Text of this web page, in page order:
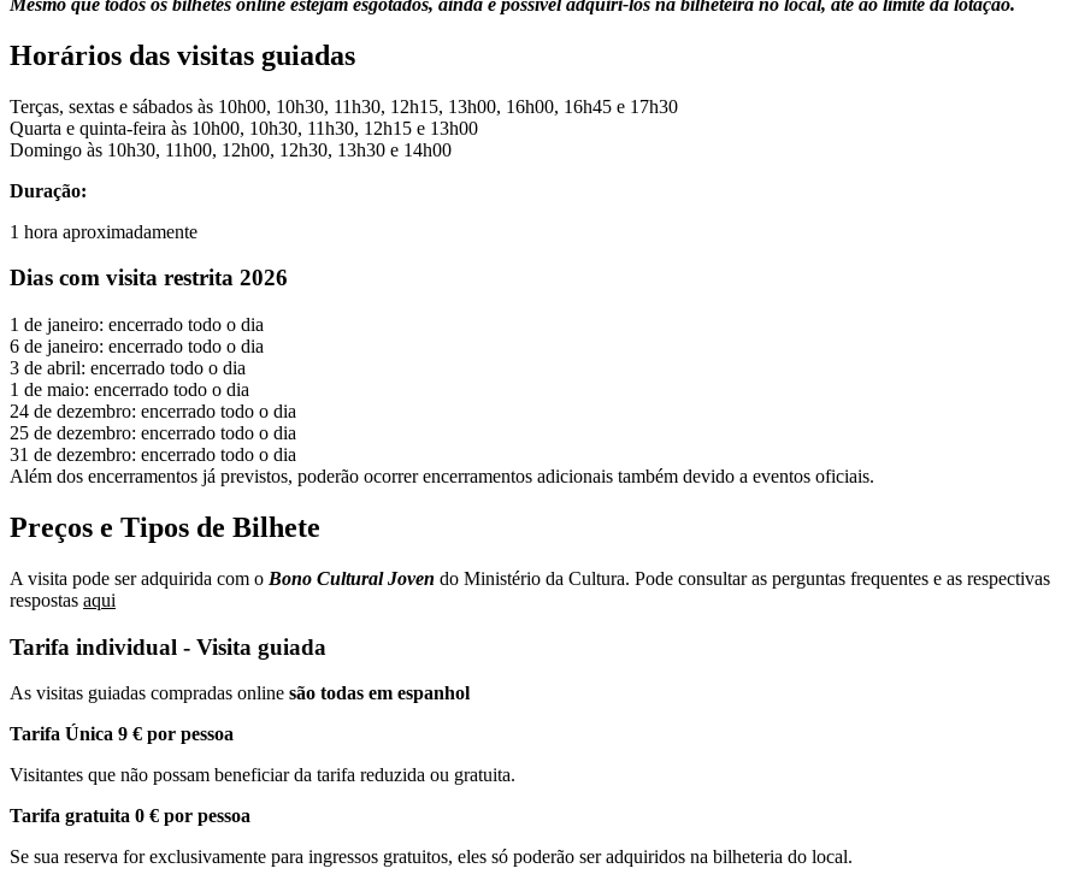
Horários das visitas guiadas
Terças, sextas e sábados às 10h00, 10h30, 11h30, 12h15, 13h00, 16h00, 16h45 e 17h30
Quarta e quinta-feira às 10h00, 10h30, 11h30, 12h15 e 13h00
Domingo às 10h30, 11h00, 12h00, 12h30, 13h30 e 14h00
Duração:
1 hora aproximadamente
Dias com visita restrita 2026
1 de janeiro: encerrado todo o dia
6 de janeiro: encerrado todo o dia
3 de abril: encerrado todo o dia
1 de maio: encerrado todo o dia
24 de dezembro: encerrado todo o dia
25 de dezembro: encerrado todo o dia
31 de dezembro: encerrado todo o dia
Além dos encerramentos já previstos, poderão ocorrer encerramentos adicionais também devido a eventos oficiais.
Preços e Tipos de Bilhete
A visita pode ser adquirida com o Bono Cultural Joven do Ministério da Cultura. Pode consultar as perguntas frequentes e as respectivas
respostas aqui
Tarifa individual - Visita guiada
As visitas guiadas compradas online são todas em espanhol
Tarifa Única 9 € por pessoa
Visitantes que não possam beneficiar da tarifa reduzida ou gratuita.
Tarifa gratuita 0 € por pessoa
Se sua reserva for exclusivamente para ingressos gratuitos, eles só poderão ser adquiridos na bilheteria do local.